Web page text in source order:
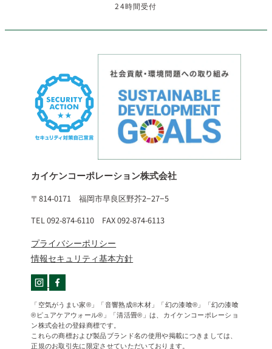
24時間受付
カイケンコーポレーション株式会社
〒814-0171 福岡市早良区野芥2−27−5
TEL 092-874-6110 FAX 092-874-6113
プライバシーポリシー
情報セキュリティ基本方針
「空気がうまい家®」「音響熟成®木材」「幻の漆喰®」「幻の漆喰
®ピュアケアウォール®」「清活畳®」は、カイケンコーポレーショ
ン株式会社の登録商標です。
これらの商標および製品ブランド名の使用や掲載につきましては、
正規のお取引先に限定させていただいております。